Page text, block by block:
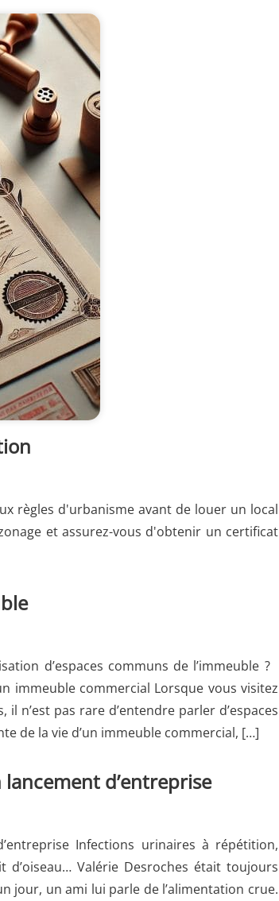
règles d'urbanisme avant de louer un local
et assurez-vous d'obtenir un certificat
d’espaces communs de l’immeuble ?
immeuble commercial Lorsque vous visitez
n’est pas rare d’entendre parler d’espaces
de la vie d’un immeuble commercial, […]
d’entreprise
Infections urinaires à répétition,
Valérie Desroches était toujours
jour, un ami lui parle de l’alimentation crue.